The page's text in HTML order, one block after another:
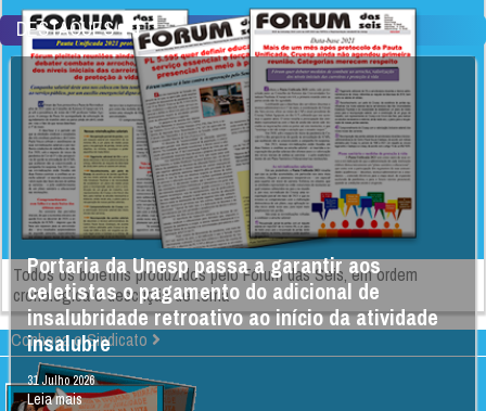
Todos os boletins produzidos pelo Fórum das Seis, em ordem
cronológica e descrição de tema
Conheça o Sindicato
DESTAQUES
Portaria da Unesp passa a garantir aos
celetistas o pagamento do adicional de
insalubridade retroativo ao início da atividade
insalubre
31 Julho 2026
Leia mais